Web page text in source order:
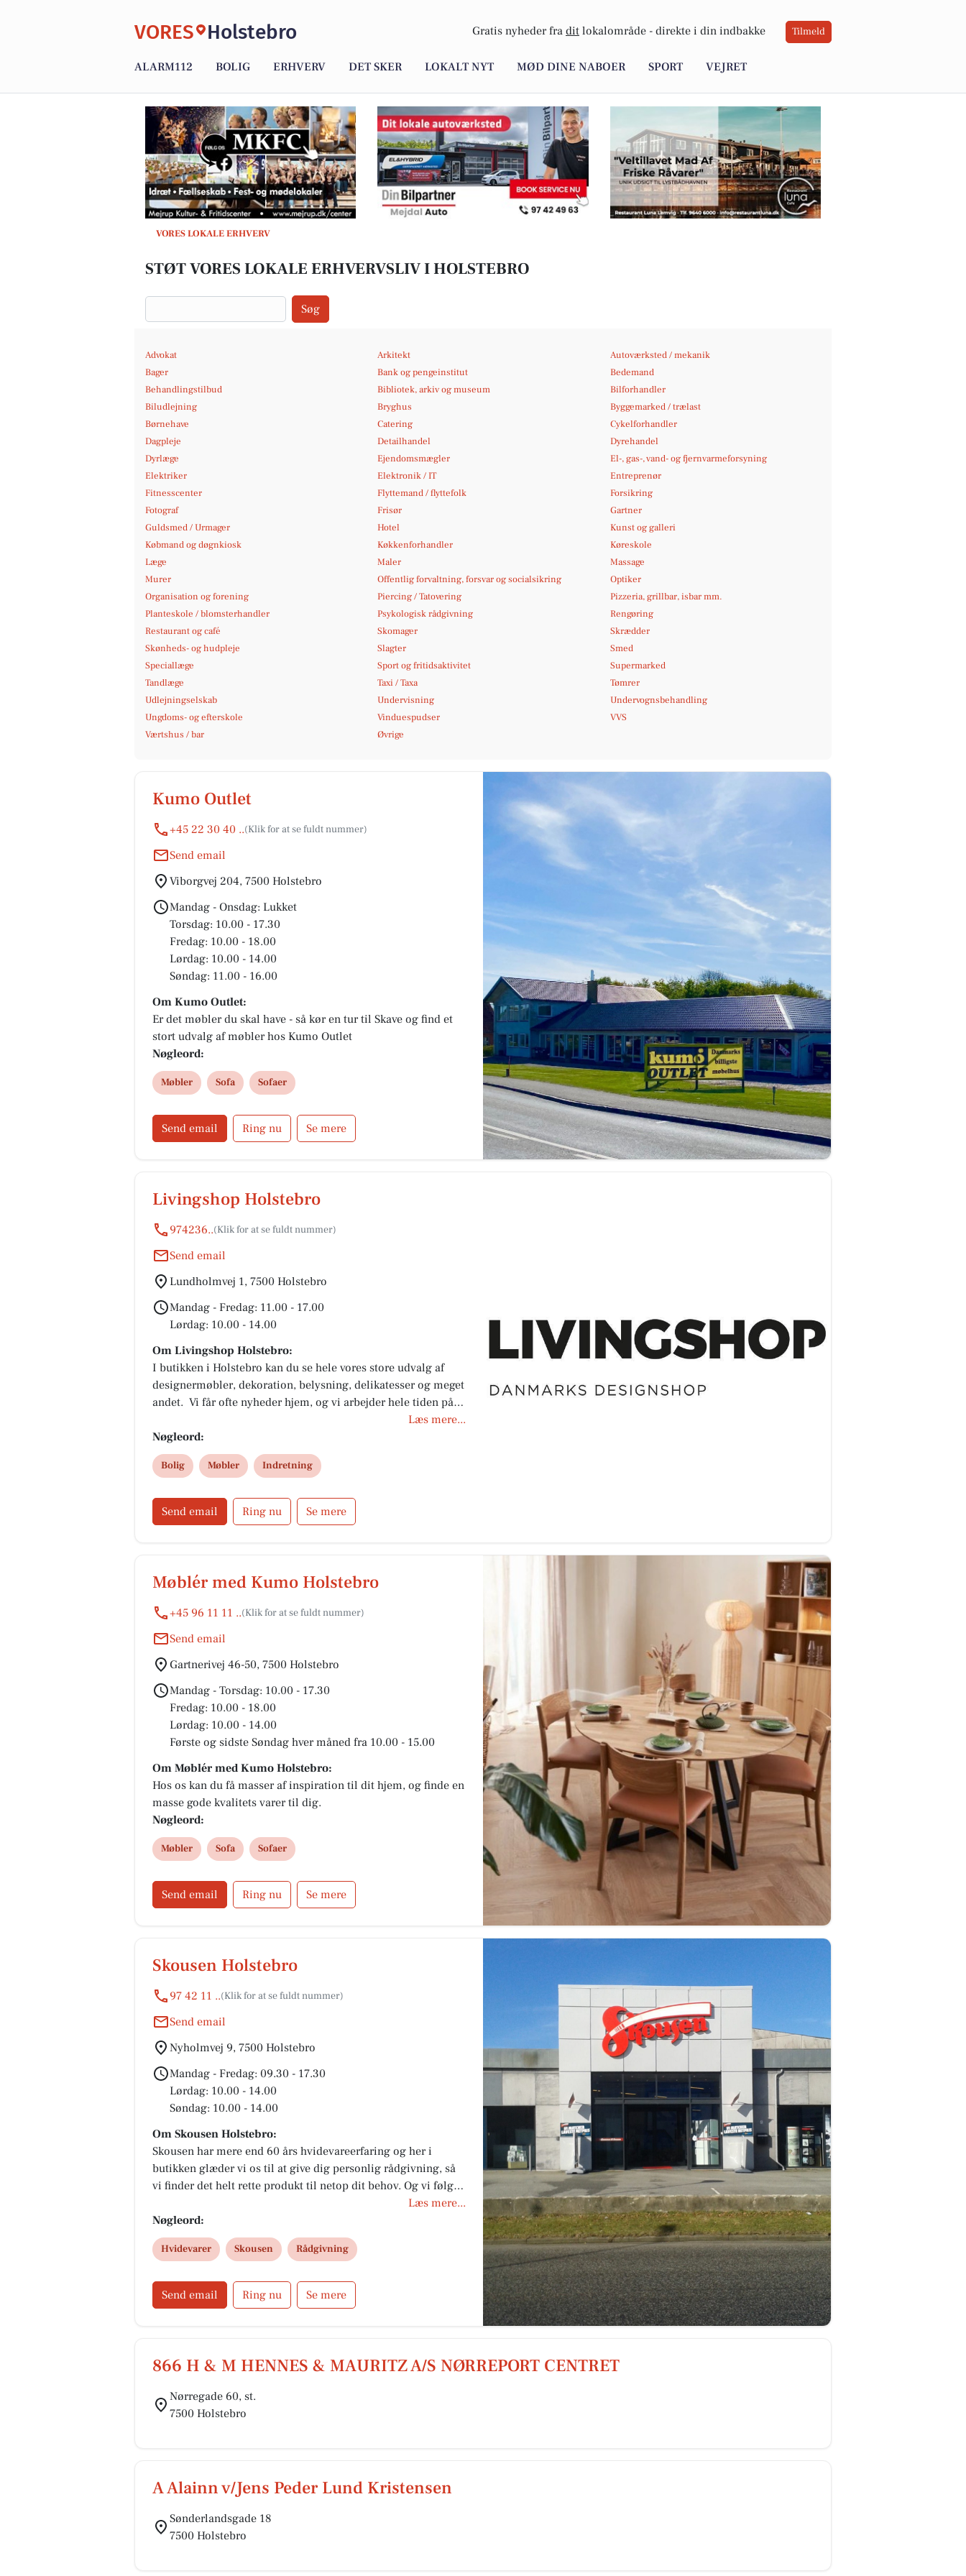
VORES Holstebro Gratis nyheder fra dit lokalområde - direkte i din indbakke Tilmeld
ALARM112 BOLIG ERHVERV DET SKER LOKALT NYT MØD DINE NABOER SPORT VEJRET
VORES LOKALE ERHVERV
STØT VORES LOKALE ERHVERVSLIV I HOLSTEBRO
Søg
Advokat Arkitekt
Autoværksted / mekanik
Bager
Bank og pengeinstitut
Bedemand
Behandlingstilbud
Bibliotek, arkiv og museum
Bilforhandler
Biludlejning
Bryghus
Byggemarked / trælast
Børnehave
Catering
Cykelforhandler
Dagpleje
Detailhandel
Dyrehandel
Dyrlæge
Ejendomsmægler
El-, gas-, vand- og fjernvarmeforsyning
Elektriker
Elektronik / IT
Entreprenør
Fitnesscenter
Flyttemand / flyttefolk
Forsikring
Fotograf
Frisør
Gartner
Guldsmed / Urmager
Hotel
Kunst og galleri
Købmand og døgnkiosk
Køkkenforhandler
Køreskole
Læge
Maler
Massage
Murer
Offentlig forvaltning, forsvar og socialsikring
Optiker
Organisation og forening
Piercing / Tatovering
Pizzeria, grillbar, isbar mm.
Planteskole / blomsterhandler
Psykologisk rådgivning
Rengøring
Restaurant og café
Skomager
Skrædder
Skønheds- og hudpleje
Slagter
Smed
Speciallæge
Sport og fritidsaktivitet
Supermarked
Tandlæge
Taxi / Taxa
Tømrer
Udlejningselskab
Undervisning
Undervognsbehandling
Ungdoms- og efterskole
Vinduespudser
VVS
Værtshus / bar
Øvrige
Kumo Outlet
+45 22 30 40 ..
Send email
Viborgvej 204, 7500 Holstebro
Mandag - Onsdag: Lukket
Torsdag: 10.00 - 17.30
Fredag: 10.00 - 18.00
Lørdag: 10.00 - 14.00
Søndag: 11.00 - 16.00
Om Kumo Outlet:
Er det møbler du skal have - så kør en tur til Skave og find et
stort udvalg af møbler hos Kumo Outlet
Nøgleord:
Møbler Sofa Sofaer
Send email Ring nu Se mere
Livingshop Holstebro
974236..
Send email
Lundholmvej 1, 7500 Holstebro
Mandag - Fredag: 11.00 - 17.00
Lørdag: 10.00 - 14.00
Om Livingshop Holstebro:
I butikken i Holstebro kan du se hele vores store udvalg af
designermøbler, dekoration, belysning, delikatesser og meget
andet. Vi får ofte nyheder hjem, og vi arbejder hele tiden på at
lave nye opstillinger, hvor vi kombinerer fine produkter fra
vores mange forskellige brands. Til vores opstillinger får vi
inspiration fra årstiderne og de trends, som ses indenfor
boligindretning. Kig forbi - vi glæder os til at se dig.
Læs mere...
Nøgleord:
Bolig Møbler Indretning
Send email Ring nu Se mere
Møblér med Kumo Holstebro
+45 96 11 11 ..
Send email
Gartnerivej 46-50, 7500 Holstebro
Mandag - Torsdag: 10.00 - 17.30
Fredag: 10.00 - 18.00
Lørdag: 10.00 - 14.00
Første og sidste Søndag hver måned fra 10.00 - 15.00
Om Møblér med Kumo Holstebro:
Hos os kan du få masser af inspiration til dit hjem, og finde en
masse gode kvalitets varer til dig.
Nøgleord:
Møbler Sofa Sofaer
Send email Ring nu Se mere
Skousen Holstebro
97 42 11 ..
Send email
Nyholmvej 9, 7500 Holstebro
Mandag - Fredag: 09.30 - 17.30
Lørdag: 10.00 - 14.00
Søndag: 10.00 - 14.00
Om Skousen Holstebro:
Skousen har mere end 60 års hvidevareerfaring og her i
butikken glæder vi os til at give dig personlig rådgivning, så
vi finder det helt rette produkt til netop dit behov. Og vi følger
naturligvis din handel fra start til slut. Det er uanset om du
mangler et mindre produkt eller alle hvidevarer til dit nye
køkken.
Læs mere...
Nøgleord:
Hvidevarer Skousen Rådgivning
Send email Ring nu Se mere
866 H & M HENNES & MAURITZ A/S NØRREPORT CENTRET
Nørregade 60, st.
7500 Holstebro
A Alainn v/Jens Peder Lund Kristensen
Sønderlandsgade 18
7500 Holstebro